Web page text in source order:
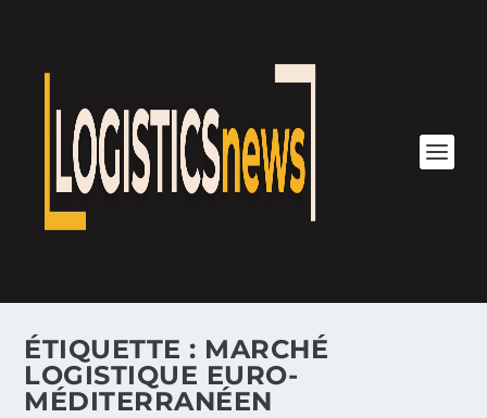
ÉTIQUETTE : MARCHÉ
LOGISTIQUE EURO-
MÉDITERRANÉEN